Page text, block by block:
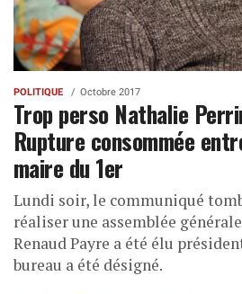
POLITIQUE Octobre 2017
Trop perso Nathalie
Rupture consommée
maire du 1er
Lundi soir, le communiqué
réaliser une assemblée
Renaud Payre a été élu
bureau a été désigné.